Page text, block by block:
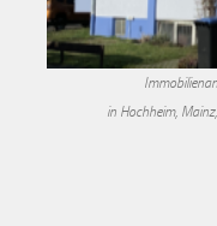
in Hochheim,